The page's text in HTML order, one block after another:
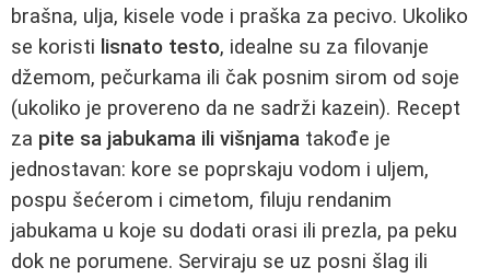
brašna, ulja, kisele vode i praška za pecivo. Ukoliko
se koristi lisnato testo, idealne su za filovanje
džemom, pečurkama ili čak posnim sirom od soje
(ukoliko je provereno da ne sadrži kazein). Recept
za pite sa jabukama ili višnjama takođe je
jednostavan: kore se poprskaju vodom i uljem,
pospu šećerom i cimetom, filuju rendanim
jabukama u koje su dodati orasi ili prezla, pa peku
dok ne porumene. Serviraju se uz posni šlag ili